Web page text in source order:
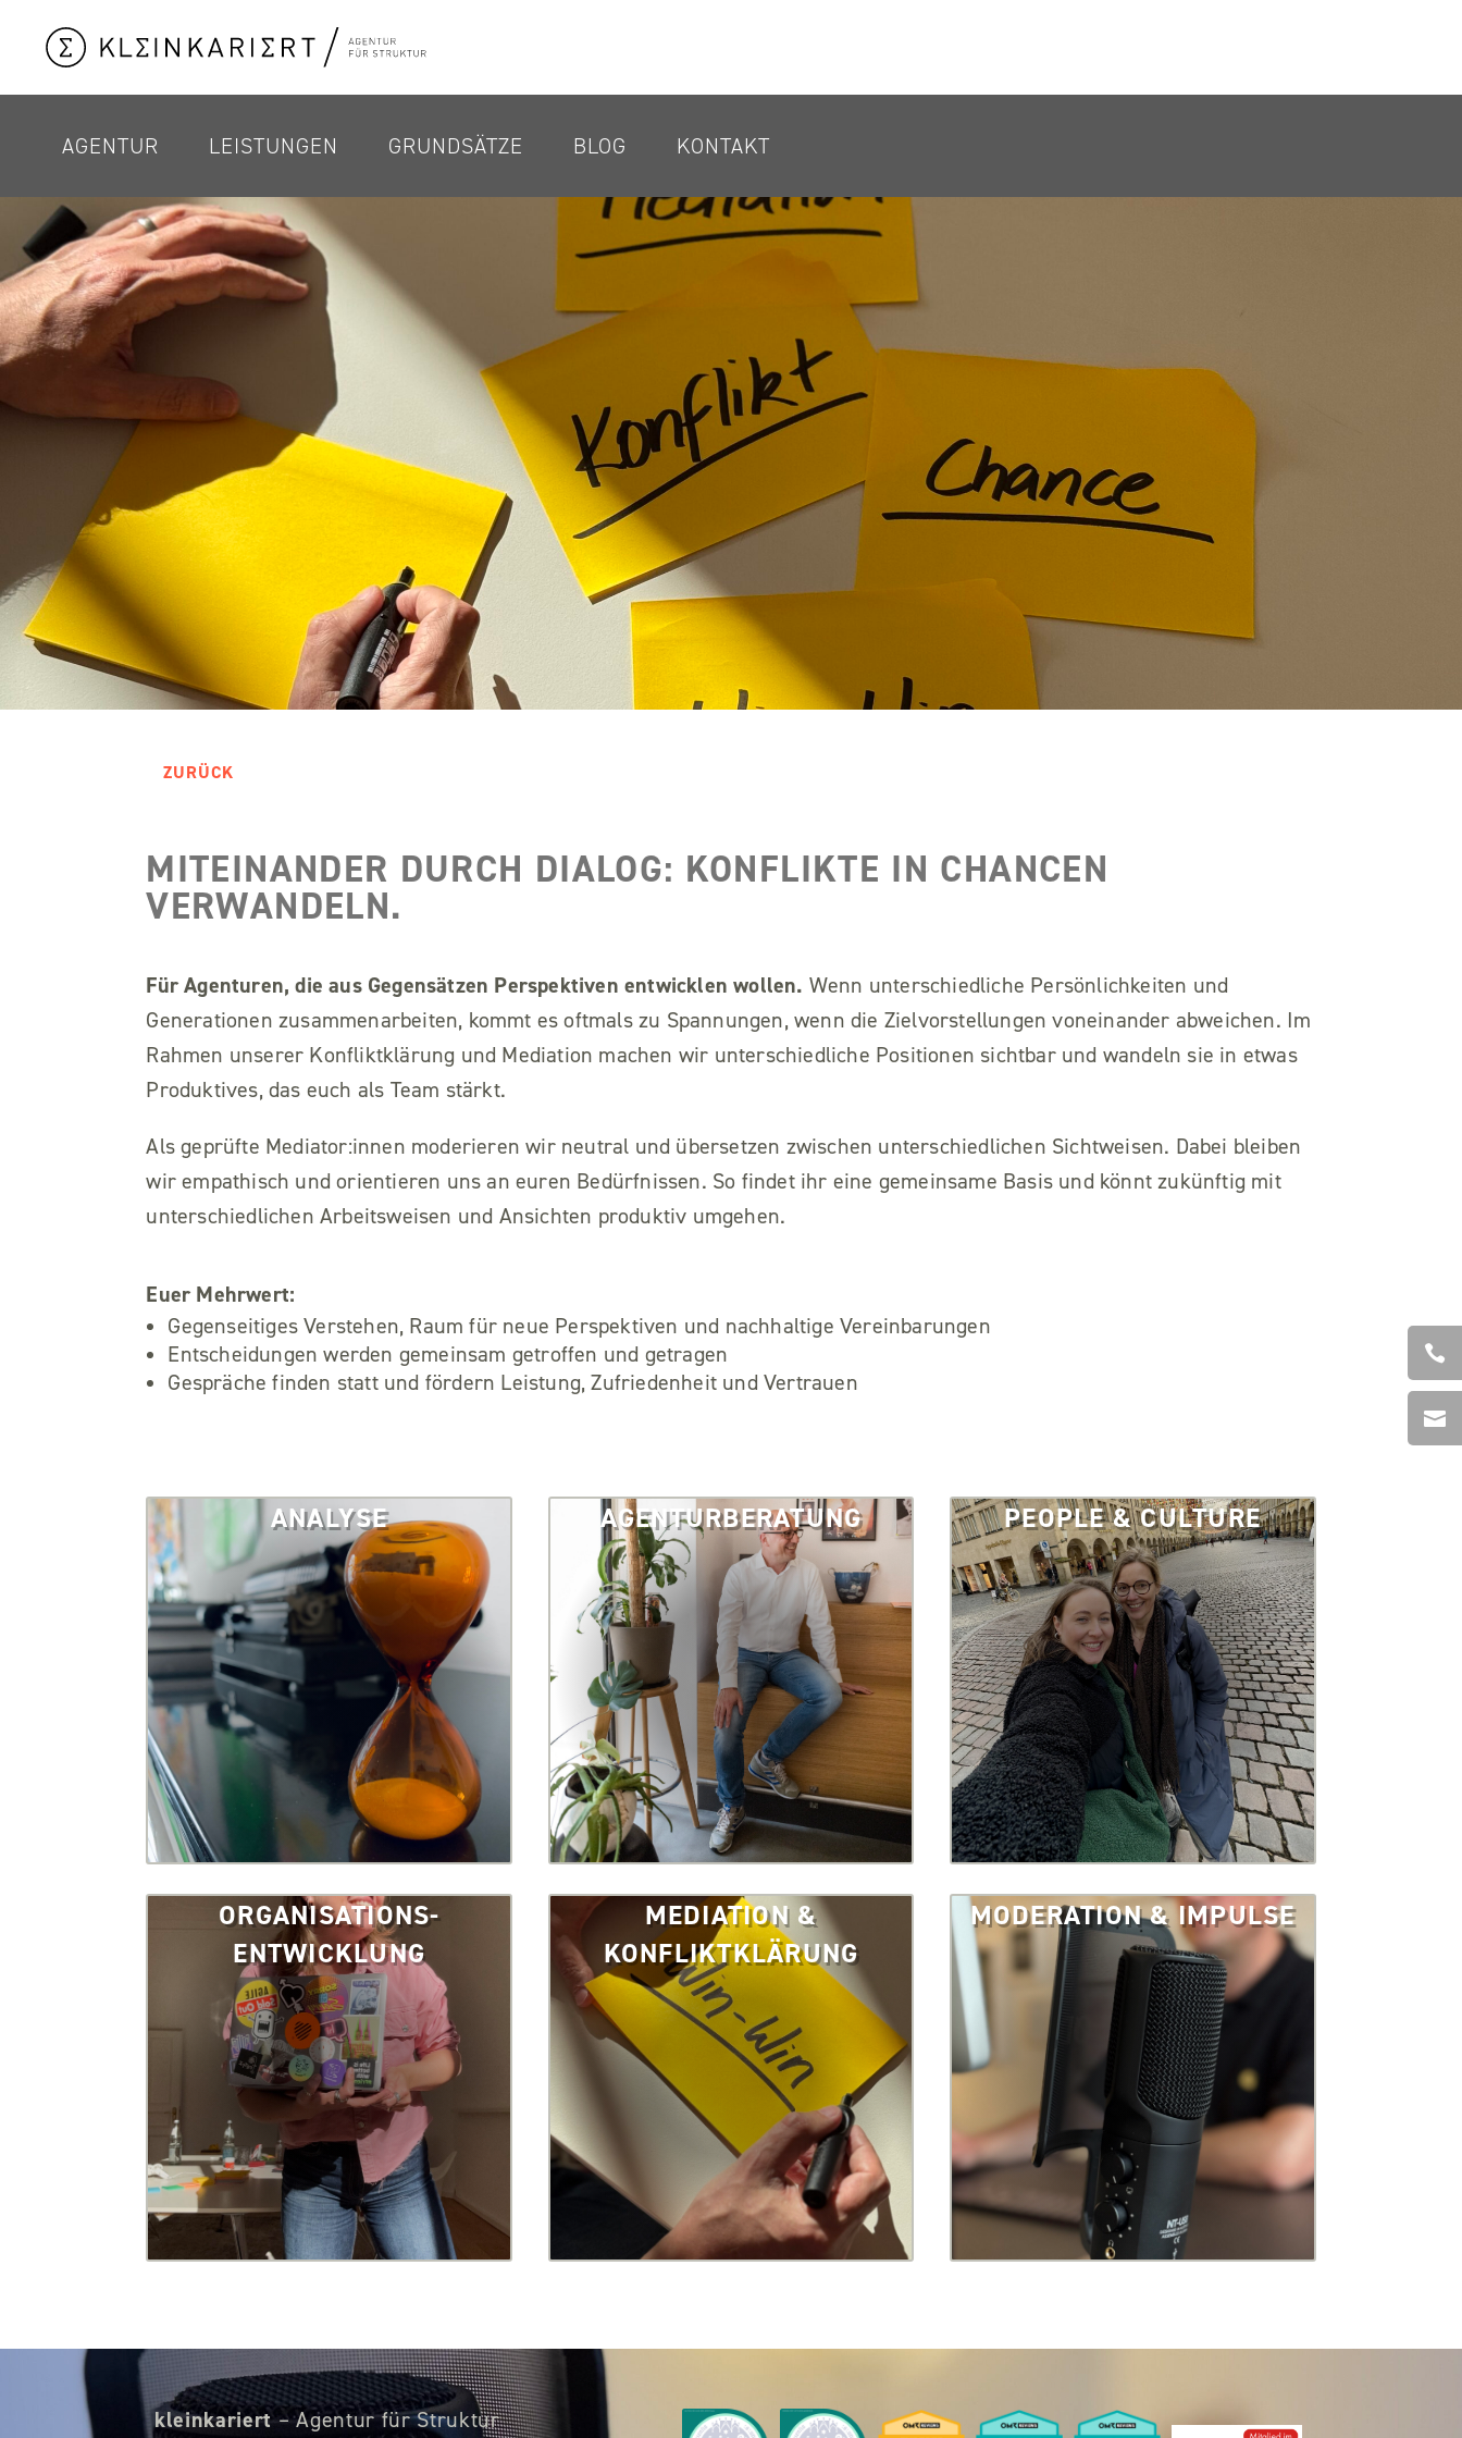
AGENTUR LEISTUNGEN GRUNDSÄTZE BLOG KONTAKT
ZURÜCK
MITEINANDER DURCH DIALOG: KONFLIKTE IN CHANCEN
VERWANDELN.
Für Agenturen, die aus Gegensätzen Perspektiven entwicklen wollen. Wenn unterschiedliche Persönlichkeiten und
Generationen zusammenarbeiten, kommt es oftmals zu Spannungen, wenn die Zielvorstellungen voneinander abweichen. Im
Rahmen unserer Konfliktklärung und Mediation machen wir unterschiedliche Positionen sichtbar und wandeln sie in etwas
Produktives, das euch als Team stärkt.
Als geprüfte Mediator:innen moderieren wir neutral und übersetzen zwischen unterschiedlichen Sichtweisen. Dabei bleiben
wir empathisch und orientieren uns an euren Bedürfnissen. So findet ihr eine gemeinsame Basis und könnt zukünftig mit
unterschiedlichen Arbeitsweisen und Ansichten produktiv umgehen.
Euer Mehrwert:
Gegenseitiges Verstehen, Raum für neue Perspektiven und nachhaltige Vereinbarungen
Entscheidungen werden gemeinsam getroffen und getragen
Gespräche finden statt und fördern Leistung, Zufriedenheit und Vertrauen
ANALYSE AGENTURBERATUNG PEOPLE & CULTURE
ORGANISATIONS-
ENTWICKLUNG
MEDIATION &
KONFLIKTKLÄRUNG
MODERATION & IMPULSE
kleinkariert– Agentur für Struktur

